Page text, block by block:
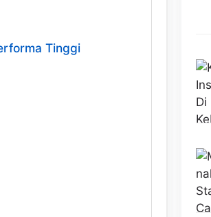
Tinggi